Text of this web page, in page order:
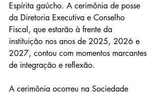
Espírita gaúcho. A cerimônia de posse
da Diretoria Executiva e Conselho
Fiscal, que estarão à frente da
instituição nos anos de 2025, 2026 e
2027, contou com momentos marcantes
de integração e reflexão.
A cerimônia ocorreu na Sociedade